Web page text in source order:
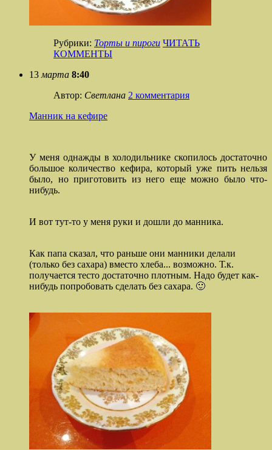
Рубрики: Торты и пироги ЧИТАТЬ
КОММЕНТЫ
13 марта 8:40
Автор: Светлана 2 комментария
Манник на кефире
У меня однажды в холодильнике скопилось достаточно
большое количество кефира, который уже пить нельзя
было, но приготовить из него еще можно было что-
нибудь.
И вот тут-то у меня руки и дошли до манника.
Как папа сказал, что раньше они манники делали
(только без сахара) вместо хлеба... возможно. Т.к.
получается тесто достаточно плотным. Надо будет как-
нибудь попробовать сделать без сахара. 🙂